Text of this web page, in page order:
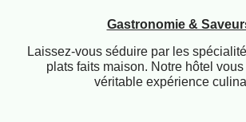
Gastronomie &
Laissez-vous séduire par les
plats faits maison. Notre hôtel
véritable expérience